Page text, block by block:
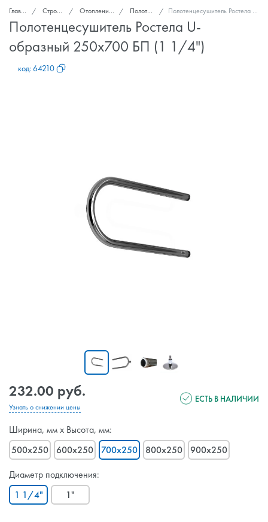
Главная Стройка и ремонт Отопление, теплоизоляция Полотенцесушители Полотенцесушитель Ростела U-образный 250x700 БП (1 1/4")
Полотенцесушитель Ростела U-
образный 250x700 БП (1 1/4")
код:64210
232.00 руб.
Узнать о снижении цены
ЕСТЬ В НАЛИЧИИ
Ширина, мм х Высота, мм:
500x250
600x250 700x250 800x250
900x250
Диаметр подключения:
1 1/4"
1"